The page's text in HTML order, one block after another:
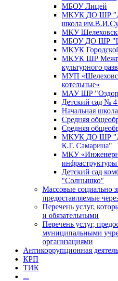
МБОУ Лицей
МКУК ДО ШР
школа
МКУ
МБОУ ДО ШР
МКУК
МКУК ШР
культурного
МУП
котельные»
МАУ ШР
Детский сад №
Начальная
Средняя
Средняя
МКУК ДО ШР
К.Г. Самарина"
МКУ
Детский сад
"Солнышко"
Массовые социально
предоставляемые
Перечень услуг,
и обязательными
Перечень услуг,
муниципальными
организациями
Антикоррупционная
КРП
ТИК
...